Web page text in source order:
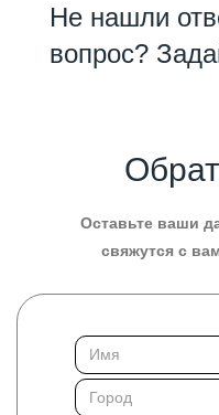
Не нашли
вопрос?
Оставьте ваши
свяжутся с